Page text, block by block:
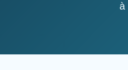
à